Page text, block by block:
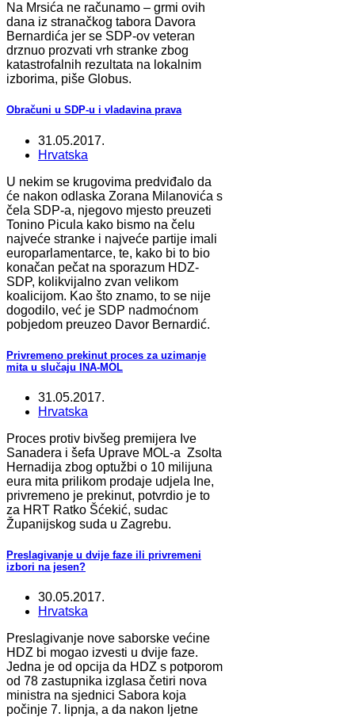
Na Mrsića ne računamo – grmi ovih
dana iz stranačkog tabora Davora
Bernardića jer se SDP-ov veteran
drznuo prozvati vrh stranke zbog
katastrofalnih rezultata na lokalnim
izborima, piše Globus.
Obračuni u SDP-u i vladavina prava
31.05.2017.
Hrvatska
U nekim se krugovima predviđalo da
će nakon odlaska Zorana Milanovića s
čela SDP-a, njegovo mjesto preuzeti
Tonino Picula kako bismo na čelu
najveće stranke i najveće partije imali
europarlamentarce, te, kako bi to bio
konačan pečat na sporazum HDZ-
SDP, kolikvijalno zvan velikom
koalicijom. Kao što znamo, to se nije
dogodilo, već je SDP nadmoćnom
pobjedom preuzeo Davor Bernardić.
Privremeno prekinut proces za uzimanje
mita u slučaju INA-MOL
31.05.2017.
Hrvatska
Proces protiv bivšeg premijera Ive
Sanadera i šefa Uprave MOL-a Zsolta
Hernadija zbog optužbi o 10 milijuna
eura mita prilikom prodaje udjela Ine,
privremeno je prekinut, potvrdio je to
za HRT Ratko Šćekić, sudac
Županijskog suda u Zagrebu.
Preslagivanje u dvije faze ili privremeni
izbori na jesen?
30.05.2017.
Hrvatska
Preslagivanje nove saborske većine
HDZ bi mogao izvesti u dvije faze.
Jedna je od opcija da HDZ s potporom
od 78 zastupnika izglasa četiri nova
ministra na sjednici Sabora koja
počinje 7. lipnja, a da nakon ljetne